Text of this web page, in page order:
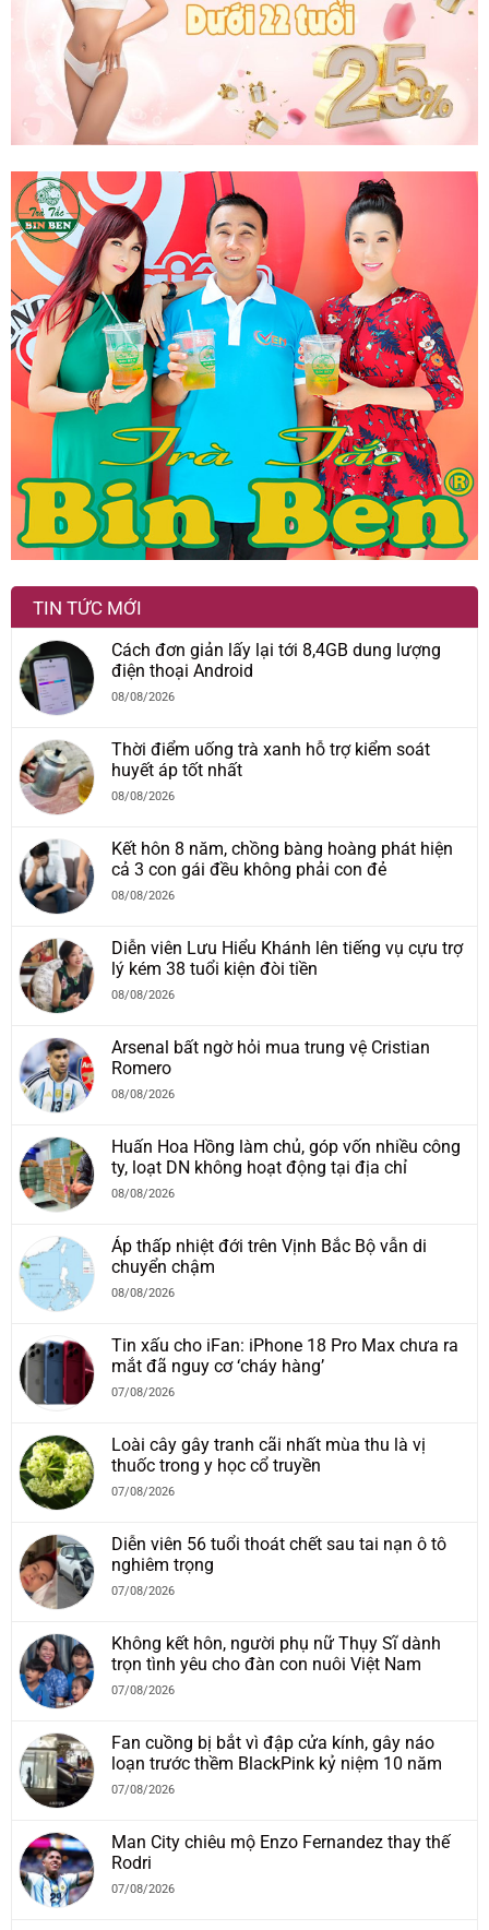
TIN TỨC MỚI
Cách đơn giản lấy lại tới 8,4GB dung lượng
điện thoại Android
08/08/2026
Thời điểm uống trà xanh hỗ trợ kiểm soát
huyết áp tốt nhất
08/08/2026
Kết hôn 8 năm, chồng bàng hoàng phát hiện
cả 3 con gái đều không phải con đẻ
08/08/2026
Diễn viên Lưu Hiểu Khánh lên tiếng vụ cựu trợ
lý kém 38 tuổi kiện đòi tiền
08/08/2026
Arsenal bất ngờ hỏi mua trung vệ Cristian
Romero
08/08/2026
Huấn Hoa Hồng làm chủ, góp vốn nhiều công
ty, loạt DN không hoạt động tại địa chỉ
08/08/2026
Áp thấp nhiệt đới trên Vịnh Bắc Bộ vẫn di
chuyển chậm
08/08/2026
Tin xấu cho iFan: iPhone 18 Pro Max chưa ra
mắt đã nguy cơ ‘cháy hàng’
07/08/2026
Loài cây gây tranh cãi nhất mùa thu là vị
thuốc trong y học cổ truyền
07/08/2026
Diễn viên 56 tuổi thoát chết sau tai nạn ô tô
nghiêm trọng
07/08/2026
Không kết hôn, người phụ nữ Thụy Sĩ dành
trọn tình yêu cho đàn con nuôi Việt Nam
07/08/2026
Fan cuồng bị bắt vì đập cửa kính, gây náo
loạn trước thềm BlackPink kỷ niệm 10 năm
07/08/2026
Man City chiêu mộ Enzo Fernandez thay thế
Rodri
07/08/2026